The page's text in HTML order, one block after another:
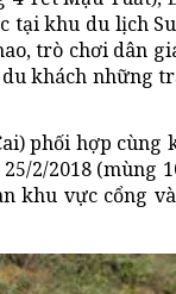
tại khu du lịch
trò chơi dân
khách những
phối hợp
2/2018 (mùng
khu vực cổng